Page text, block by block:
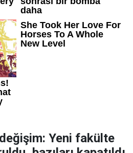
Yeni fakülte